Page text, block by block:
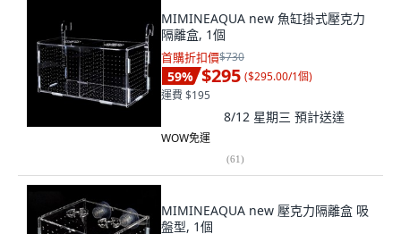
MIMINEAQUA new 魚缸掛式壓克力
隔離盒, 1個
首購折扣價$730
59% $295 ($295.00/1個)
運費 $195
8/12 星期三 預計送達
WOW免運
(61)
MIMINEAQUA new 壓克力隔離盒 吸
盤型, 1個